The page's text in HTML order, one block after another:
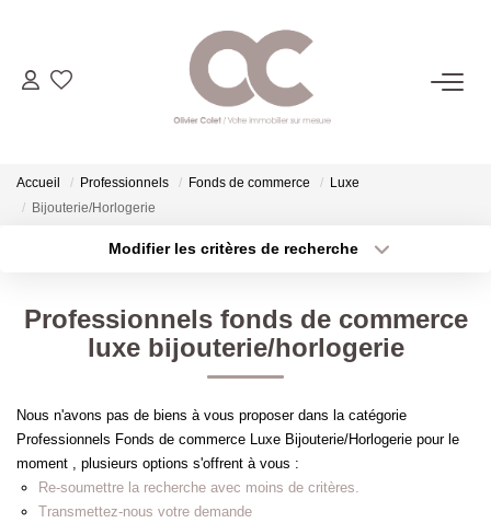
06.14.98.69.34
ACHETER
LOUER
ESTIMER
L'AGENCE
CONTACT
Accueil Professionnels Fonds de commerce
Luxe
Bijouterie/Horlogerie
Modifier les critères de recherche
Sélectionnez...
Type de bien
Surface min
Créer une alerte
Professionnels fonds de commerce
luxe bijouterie/horlogerie
Nous n'avons pas de biens à vous proposer dans la catégorie
Professionnels Fonds de commerce Luxe Bijouterie/Horlogerie pour le
moment , plusieurs options s'offrent à vous :
Re-soumettre la recherche avec moins de critères.
Transmettez-nous votre demande